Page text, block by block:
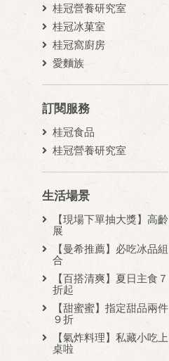
桂冠營養研究室
桂冠冰菓室
桂冠窩廚房
愛麵族
訂閱服務
桂冠食品
桂冠營養研究室
生活場景
【現場下單抽大獎】高齡
展
【曼希推薦】必吃冰品組
合
【百搭清爽】夏日主食７
折起
【甜蜜蜜】指定甜品兩件
９折
【氣炸料理】私藏小吃上
桌啦